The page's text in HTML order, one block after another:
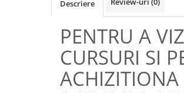
Luarea Deciziilor (rapid, analitic,
Managementul Schimbarii si
Negociere (Achizitie / Vanzari /
Descriere
PENTRU A
CURSURI SI